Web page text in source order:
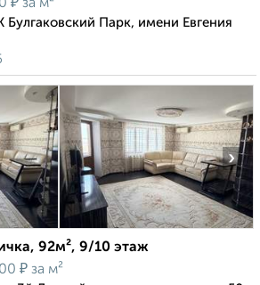
за м²
Парк, имени Евгения
›
92м², 9/10 этаж
₽ за м²